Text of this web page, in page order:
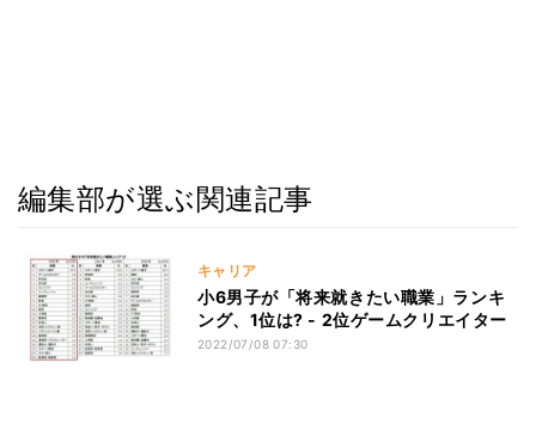
編集部が選ぶ関連記事
キャリア
小6男子が「将来就きたい職業」ランキ
ング、1位は? - 2位ゲームクリエイター
2022/07/08 07:30